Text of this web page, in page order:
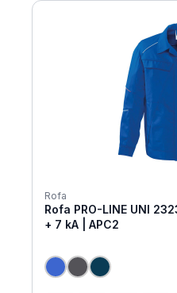
Rofa
Rofa PRO-LINE UNI
+ 7 kA | APC2